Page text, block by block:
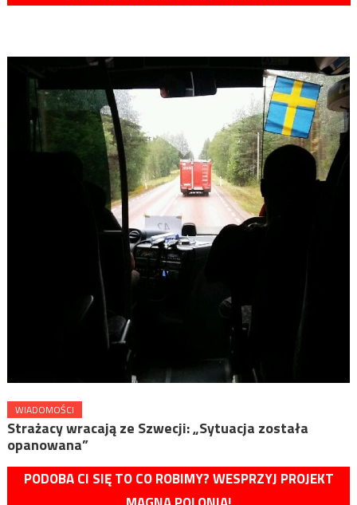
WIADOMOŚCI
Strażacy wracają ze Szwecji: „Sytuacja została
opanowana”
PODOBA CI SIĘ TO CO ROBIMY? WESPRZYJ PROJEKT